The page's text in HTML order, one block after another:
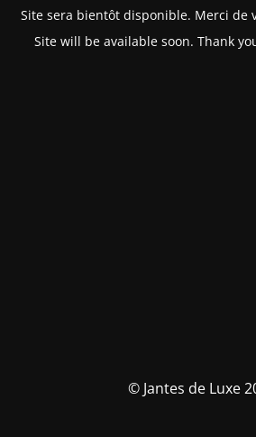
Site sera bientôt disponible. Merci de
Site will be available soon. Thank
© Jantes de Luxe